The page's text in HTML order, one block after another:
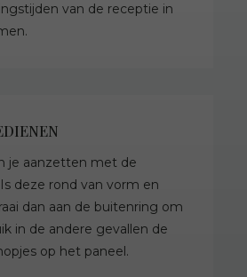
van de receptie in
je aanzetten met de
deze rond van vorm en
dan aan de buitenring om
in de andere gevallen de
op het paneel.